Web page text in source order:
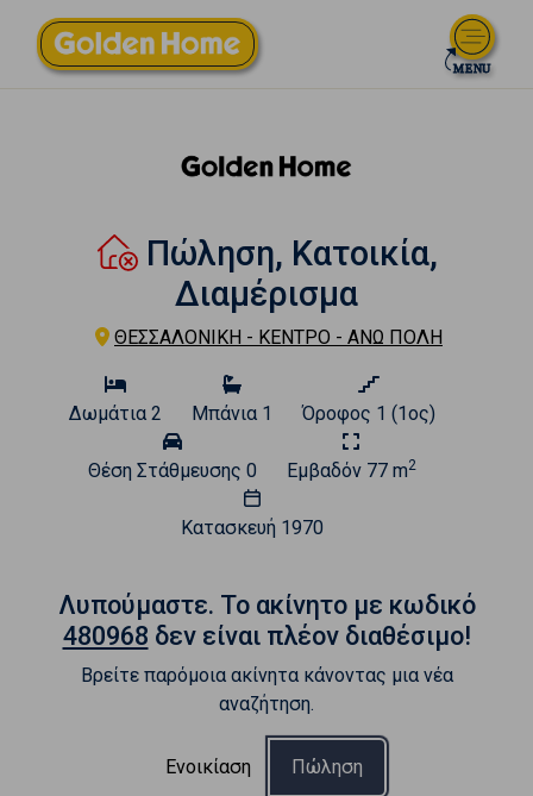
Πώληση, Κατοικία,
Διαμέρισμα
ΘΕΣΣΑΛΟΝΙΚΗ - ΚΕΝΤΡΟ - ΑΝΩ ΠΟΛΗ
Δωμάτια 2 Μπάνια 1 Όροφος 1 (1ος)
Θέση Στάθμευσης 0 Εμβαδόν 77 m2
Κατασκευή 1970
Λυπούμαστε. To ακίνητο με κωδικό
480968 δεν είναι πλέον διαθέσιμο!
Βρείτε παρόμοια ακίνητα κάνοντας μια νέα
αναζήτηση.
Ενοικίαση Πώληση